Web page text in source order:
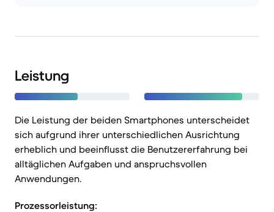
Leistung
Die Leistung der beiden Smartphones unterscheidet
sich aufgrund ihrer unterschiedlichen Ausrichtung
erheblich und beeinflusst die Benutzererfahrung bei
alltäglichen Aufgaben und anspruchsvollen
Anwendungen.
Prozessorleistung: